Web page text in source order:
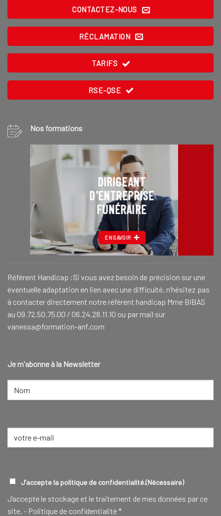
CONTACTEZ-NOUS
RÉCLAMATION
TARIFS
RSE-QSE
Nos formations
DIRIGEANT
D'ENTREPRISE
FUNÉRAIRE
EN SAVOIR
Référent Handicap :Si vous avez besoin de précision sur une
éventuelle adaptation en lien avec une difficulté, n’hésitez pas
à contacter directement notre référent handicap Mme BIBAS
au 09.72.50.75.00 / 06.24.28.11.10 ou par mail sur
vanessa@formation-anf.com
Je m'abonne à la Newsletter
NOM
RGPD(NÉCESSAIRE)
J’accepte la politique de confidentialité.(Nécessaire)
J‘accepte le stockage et le traitement de mes données par ce
site. - Politique de confidentialité*